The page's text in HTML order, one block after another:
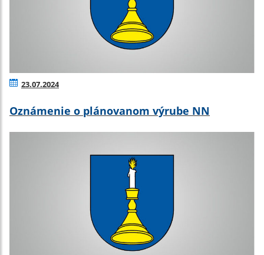
23.07.2024
Oznámenie o plánovanom výrube NN